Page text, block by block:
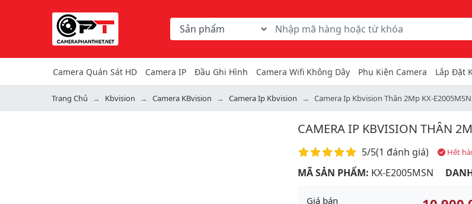
Chọn danh mục tìm kiếm
Từ khóa hoặc mã hàng
Camera Quán Sát HD Camera IP Đầu Ghi Hình Camera Wifi Không Dây Phụ Kiện Camera Lắp Đặt
Trang Chủ Kbvision Camera KBvision Camera Ip Kbvision Camera Ip Kbvision Thân 2Mp KX-E2005MSN
CAMERA IP KBVISION THÂN
Điểm đánh giá
5/5(1 đánh giá) Hết
MÃ SẢN PHẨM: KX-E2005MSN
Giá bán